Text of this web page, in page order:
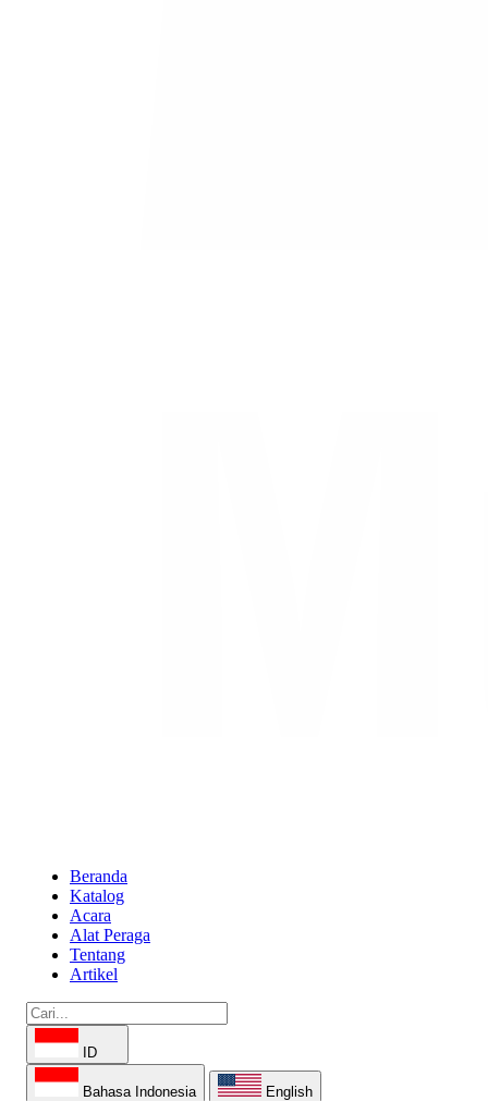
Beranda
Katalog
Acara
Alat Peraga
Tentang
Artikel
ID
Bahasa Indonesia English